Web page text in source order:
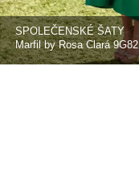
SPOLEČENSKÉ ŠATY
Marfil by Rosa Clará 9G82